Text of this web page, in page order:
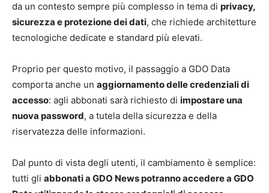
da un contesto sempre più complesso in tema di privacy,
sicurezza e protezione dei dati, che richiede architetture
tecnologiche dedicate e standard più elevati.
Proprio per questo motivo, il passaggio a GDO Data
comporta anche un aggiornamento delle credenziali di
accesso: agli abbonati sarà richiesto di impostare una
nuova password, a tutela della sicurezza e della
riservatezza delle informazioni.
Dal punto di vista degli utenti, il cambiamento è semplice:
tutti gli abbonati a GDO News potranno accedere a GDO